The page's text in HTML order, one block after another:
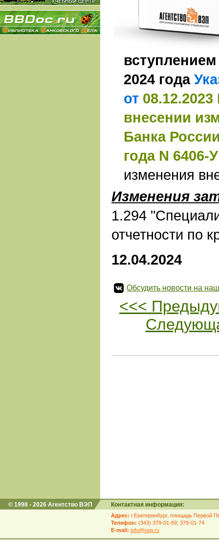
2024 года
от
внесении
Банка
года N 6406-
изменения
Изменения
1.294
отчетности по
12.04.2024
Обсудить новости на
<<<
© 1998 - 2026 Агентство ВЭП Контактная информация:
Адрес: г.Екатеринбург, площадь Первой
Телефон: (343) 379-01-69; 379-01-74
E-mail: info@vep.ru